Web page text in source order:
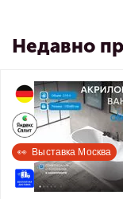
Недавно
👀  Выставка Москва